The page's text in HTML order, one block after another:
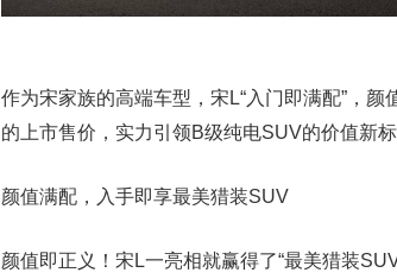
作为宋家族的高端车型，宋L“入门即满配”，
的上市售价，实力引领B级纯电SUV的价值新标
颜值满配，入手即享最美猎装SUV
颜值即正义！宋L一亮相就赢得了“最美猎装